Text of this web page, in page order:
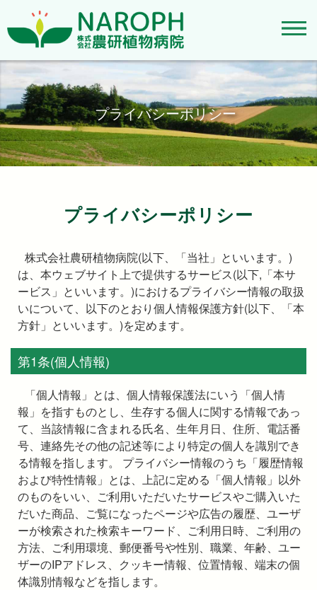
プライバシーポリシー
プライバシーポリシー
株式会社農研植物病院(以下、「当社」といいます。)
は、本ウェブサイト上で提供するサービス(以下,「本サ
ービス」といいます。)におけるプライバシー情報の取扱
いについて、以下のとおり個人情報保護方針(以下、「本
方針」といいます。)を定めます。
第1条(個人情報)
「個人情報」とは、個人情報保護法にいう「個人情
報」を指すものとし、生存する個人に関する情報であっ
て、当該情報に含まれる氏名、生年月日、住所、電話番
号、連絡先その他の記述等により特定の個人を識別でき
る情報を指します。 プライバシー情報のうち「履歴情報
および特性情報」とは、上記に定める「個人情報」以外
のものをいい、ご利用いただいたサービスやご購入いた
だいた商品、ご覧になったページや広告の履歴、ユーザ
ーが検索された検索キーワード、ご利用日時、ご利用の
方法、ご利用環境、郵便番号や性別、職業、年齢、ユー
ザーのIPアドレス、クッキー情報、位置情報、端末の個
体識別情報などを指します。